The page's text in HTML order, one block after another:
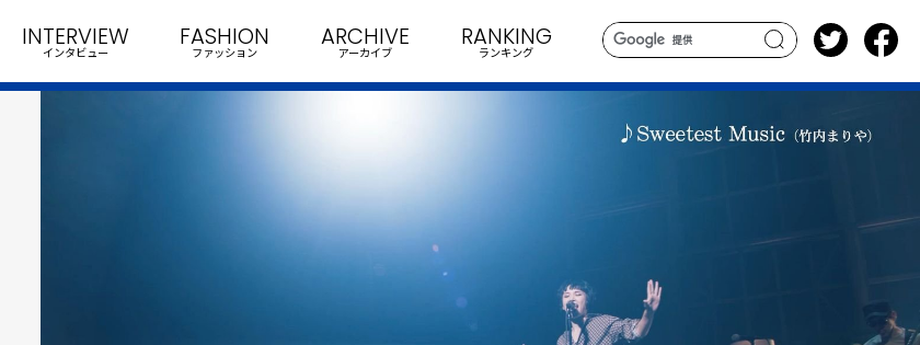
search
INTERVIEW
インタビュー
FASHION
ファッション
ARCHIVE
アーカイブ
RANKING
ランキング